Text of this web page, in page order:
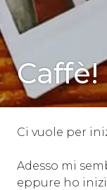
SENZA
CATEGORIA
Caffè!
Ci vuole per
Adesso mi
eppure ho